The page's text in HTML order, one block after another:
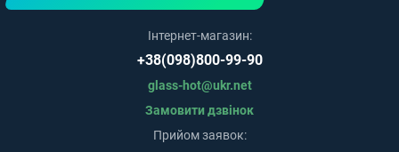
Інтернет-магазин:
+38(098)800-99-90
glass-hot@ukr.net
Замовити дзвінок
Прийом заявок: